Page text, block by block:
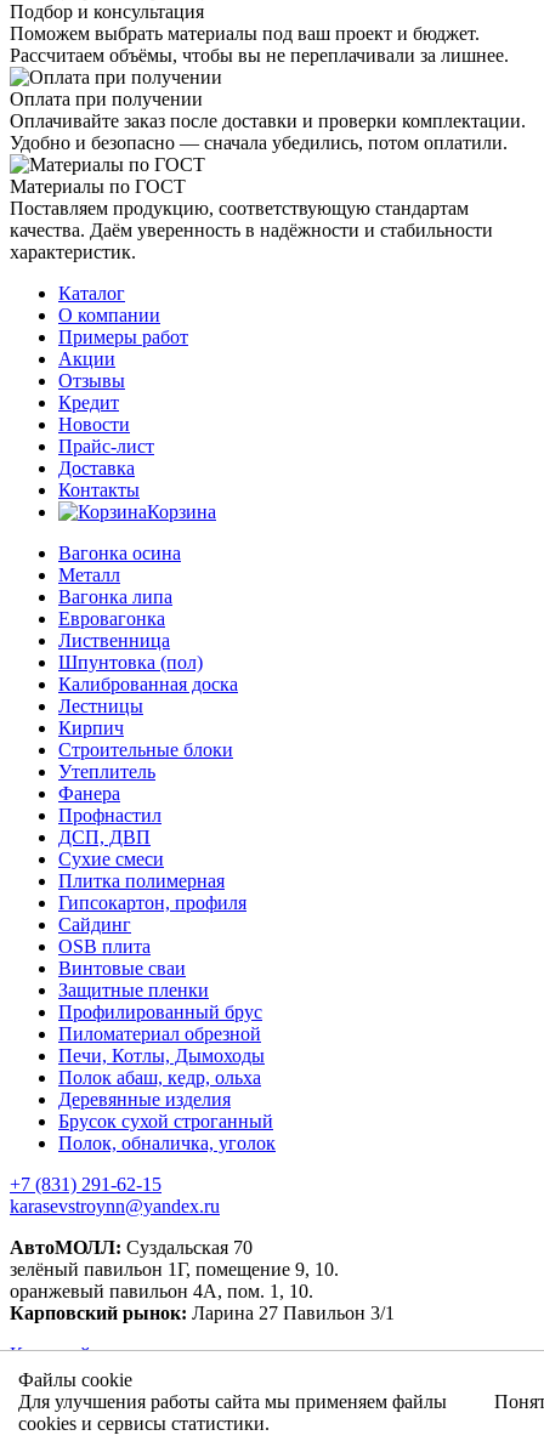
Подбор и консультация
Поможем выбрать материалы под ваш проект и бюджет.
Рассчитаем объёмы, чтобы вы не переплачивали за лишнее.
Оплата при получении
Оплачивайте заказ после доставки и проверки комплектации.
Удобно и безопасно — сначала убедились, потом оплатили.
Материалы по ГОСТ
Поставляем продукцию, соответствующую стандартам
качества. Даём уверенность в надёжности и стабильности
характеристик.
Каталог
О компании
Примеры работ
Акции
Отзывы
Кредит
Новости
Прайс-лист
Доставка
Контакты
Корзина
Вагонка осина
Металл
Вагонка липа
Евровагонка
Лиственница
Шпунтовка (пол)
Калиброванная доска
Лестницы
Кирпич
Строительные блоки
Утеплитель
Фанера
Профнастил
ДСП, ДВП
Сухие смеси
Плитка полимерная
Гипсокартон, профиля
Сайдинг
OSB плита
Винтовые сваи
Защитные пленки
Профилированный брус
Пиломатериал обрезной
Печи, Котлы, Дымоходы
Полок абаш, кедр, ольха
Деревянные изделия
Брусок сухой строганный
Полок, обналичка, уголок
+7 (831) 291-62-15
karasevstroynn@yandex.ru
АвтоМОЛЛ: Суздальская 70
зелёный павильон 1Г, помещение 9, 10.
оранжевый павильон 4А, пом. 1, 10.
Карповский рынок: Ларина 27 Павильон 3/1
Карта сайта
Файлы cookie
Для улучшения работы сайта мы применяем файлы
cookies и сервисы статистики.